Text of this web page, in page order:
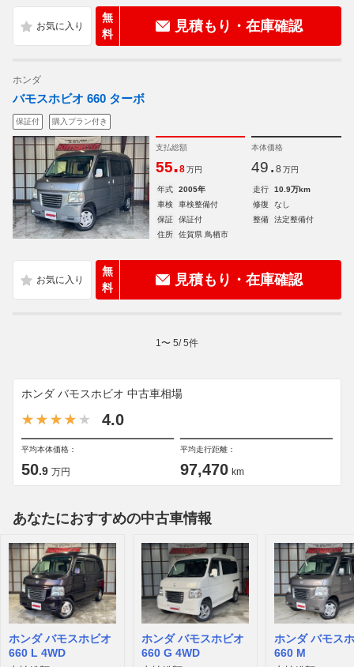
無
料
見積もり・在庫確認
ホンダ
バモスホビオ 660 ターボ
保証付 購入プラン付き
支払総額
55.8 万円
本体価格
49. 8 万円
年式 2005年 走行
10.9万km
車検
車検整備付 修復
なし
保証
保証付 整備
法定整備付
住所
佐賀県 鳥栖市
無
料
見積もり・在庫確認
1 〜 5/5件
ホンダ バモスホビオ 中古車相場
4.0
平均本体価格：
50.9 万円
平均走行距離：
97,470 km
あなたにおすすめの中古車情報
ホンダ バモスホビオ
660 L 4WD
ホンダ バモスホビオ
660 G 4WD
ホンダ バモス
660 M